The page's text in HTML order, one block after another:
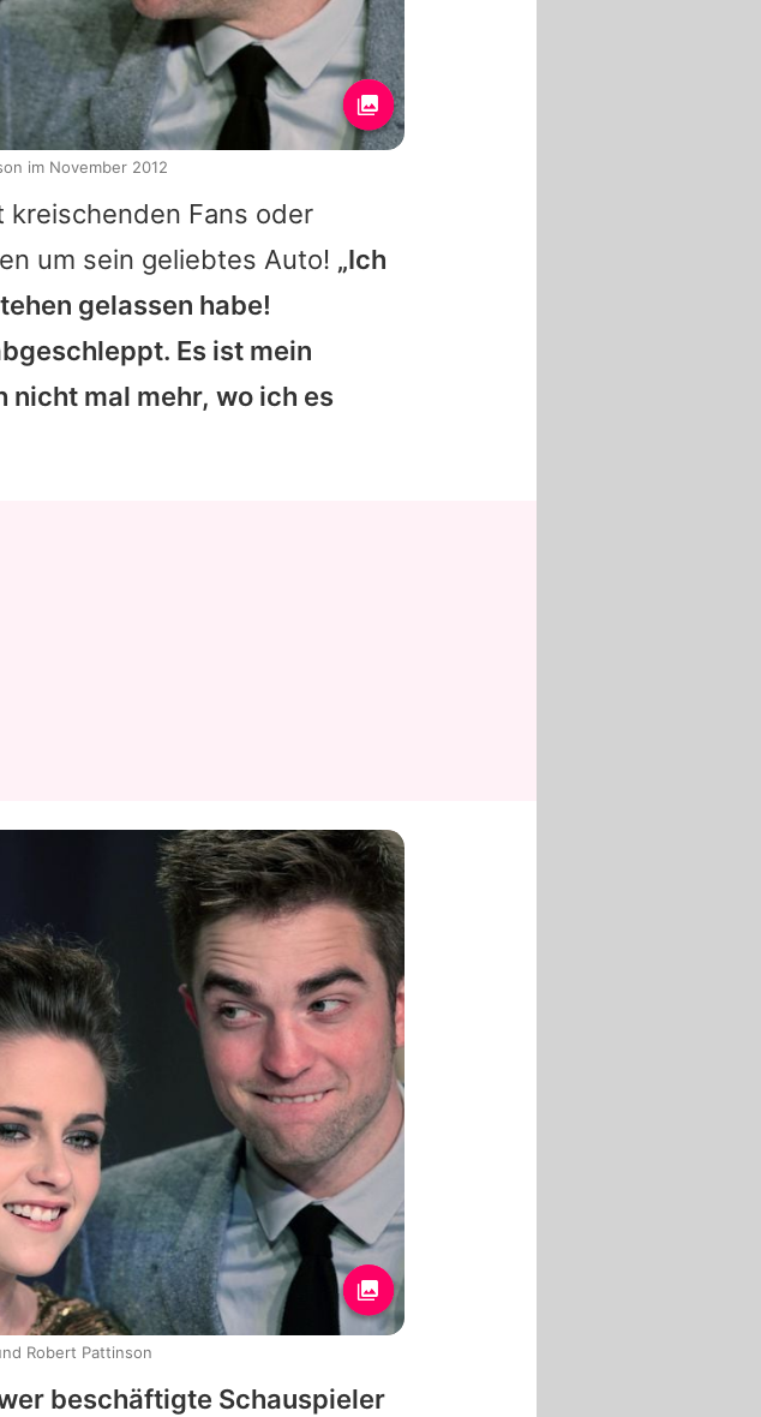
kreischenden Fans oder
um sein geliebtes Auto! „Ich
gelassen habe!
Es ist mein
mal mehr, wo ich es
beschäftigte Schauspieler
im November 2012
Robert Pattinson